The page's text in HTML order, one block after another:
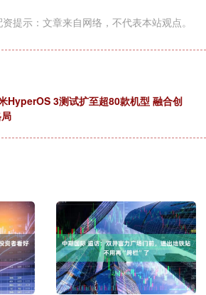
资提示：文章来自网络，不代表本站观点。
HyperOS 3测试扩至超80款机型 融合创